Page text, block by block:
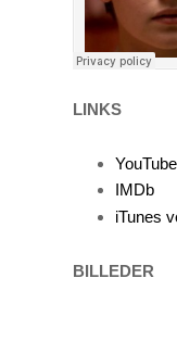
LINKS
IMDb
iTunes
BILLEDER